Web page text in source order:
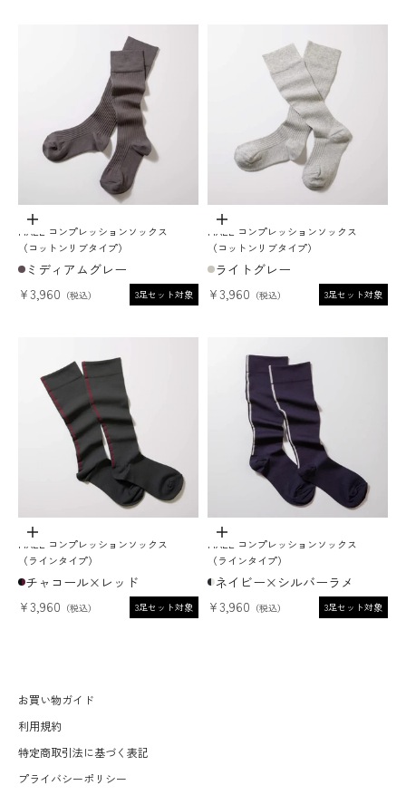
オプションを選択
MAEÉ コンプレッションソックス
（コットンリブタイプ）
ミディアムグレー
セール価格
¥3,960 3足セット対象
オプションを選択
MAEÉ コンプレッションソックス
（コットンリブタイプ）
ライトグレー
セール価格
¥3,960 3足セット対象
ADD TO CART
MAEÉ コンプレッションソックス
（ラインタイプ）
チャコール×レッド
セール価格
¥3,960 3足セット対象
ADD TO CART
MAEÉ コンプレッションソックス
（ラインタイプ）
ネイビー×シルバーラメ
セール価格
¥3,960 3足セット対象
お買い物ガイド
利用規約
特定商取引法に基づく表記
プライバシーポリシー